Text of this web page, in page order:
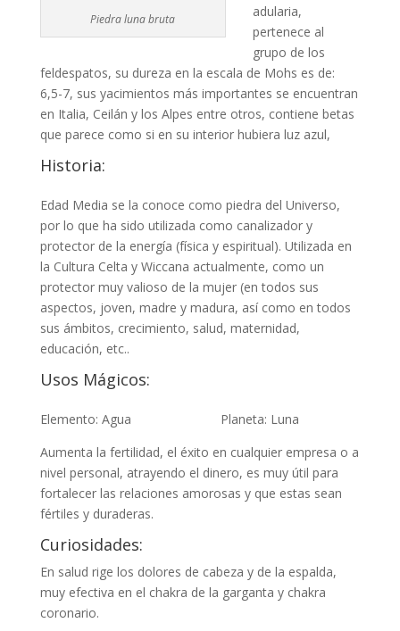
Piedra luna bruta
adularia,
pertenece al
grupo de los
feldespatos, su dureza en la escala de Mohs es de:
6,5-7, sus yacimientos más importantes se encuentran
en Italia, Ceilán y los Alpes entre otros, contiene betas
que parece como si en su interior hubiera luz azul,
Historia:
Edad Media se la conoce como piedra del Universo,
por lo que ha sido utilizada como canalizador y
protector de la energía (física y espiritual). Utilizada en
la Cultura Celta y Wiccana actualmente, como un
protector muy valioso de la mujer (en todos sus
aspectos, joven, madre y madura, así como en todos
sus ámbitos, crecimiento, salud, maternidad,
educación, etc..
Usos Mágicos:
Elemento: Agua Planeta: Luna
Aumenta la fertilidad, el éxito en cualquier empresa o a
nivel personal, atrayendo el dinero, es muy útil para
fortalecer las relaciones amorosas y que estas sean
fértiles y duraderas.
Curiosidades:
En salud rige los dolores de cabeza y de la espalda,
muy efectiva en el chakra de la garganta y chakra
coronario.